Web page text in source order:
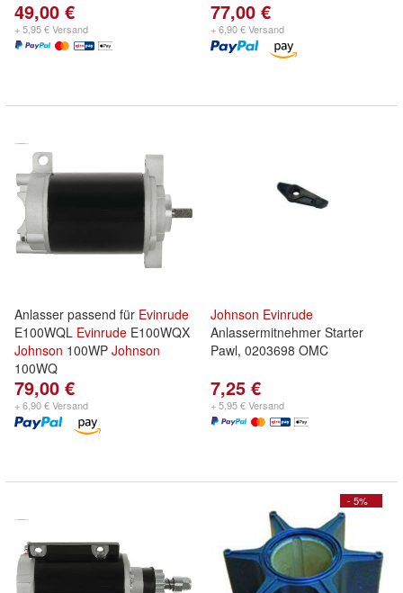
49,00 €
+ 5,95 € Versand
77,00 €
+ 6,90 € Versand
Anlasser passend für Evinrude
E100WQL Evinrude E100WQX
Johnson 100WP Johnson
100WQ
79,00 €
+ 6,90 € Versand
Johnson Evinrude
Anlassermitnehmer Starter
Pawl, 0203698 OMC
7,25 €
+ 5,95 € Versand
- 5%